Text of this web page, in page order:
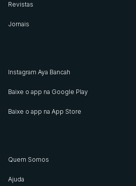
Revistas
Jornais
Instagram Aya Bancah
Baixe o app na Google Play
Baixe o app na App Store
Quem Somos
Ajuda